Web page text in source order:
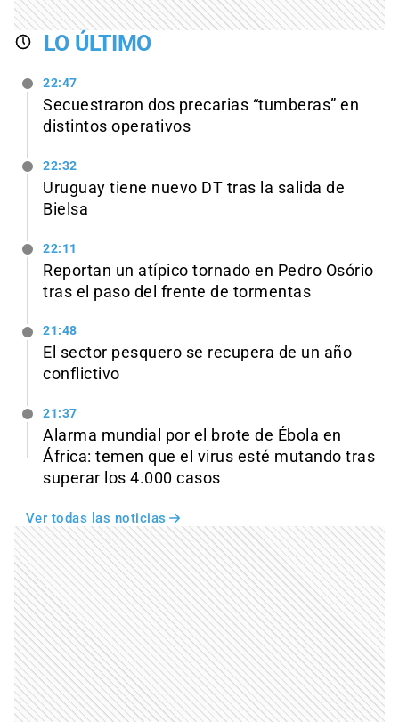
LO ÚLTIMO
22:47
Secuestraron dos precarias “tumberas” en
distintos operativos
22:32
Uruguay tiene nuevo DT tras la salida de
Bielsa
22:11
Reportan un atípico tornado en Pedro Osório
tras el paso del frente de tormentas
21:48
El sector pesquero se recupera de un año
conflictivo
21:37
Alarma mundial por el brote de Ébola en
África: temen que el virus esté mutando tras
superar los 4.000 casos
Ver todas las noticias